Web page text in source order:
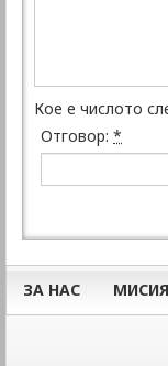
Кое е числото
Отговор: *
ЗА НАС МИСИЯ